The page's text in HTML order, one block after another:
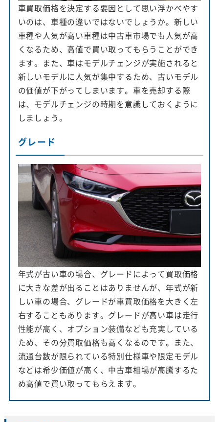
車買取価格を決定する要因として思い浮かべやす
いのは、車種の違いではないでしょうか。新しい
車種や人気が高い車種は中古車市場でも人気が高
くなるため、高値で買い取ってもらうことができ
ます。また、車はモデルチェンジが実施されると
新しいモデルに人気が集中するため、古いモデル
の価値が下がってしまいます。車を売却する際
は、モデルチェンジの時期を意識しておくように
しましょう。
グレード
年式が古い車の場合、グレードによって買取価格
に大きな差が出ることはありませんが、年式が新
しい車の場合、グレードが車買取価格を大きく左
右することもあります。グレードが高い車は走行
性能が高く、オプション装備なども充実している
ため、その分買取価格も高くなるのです。また、
流通台数が限られている特別仕様車や限定モデル
などは希少価値が高く、中古車相場が高騰するた
め高値で買い取ってもらえます。